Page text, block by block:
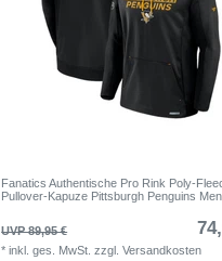
Fanatics Authentische Pro Rink Poly-
Pullover-Kapuze Pittsburgh Penguins Men
UVP 89,95 €
*inkl. ges. MwSt. zzgl.Versandkosten